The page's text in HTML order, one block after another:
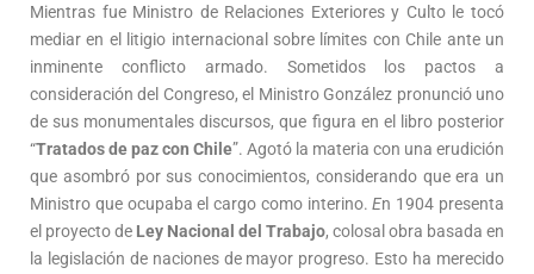
Mientras fue Ministro de Relaciones Exteriores y Culto le tocó
mediar en el litigio internacional sobre límites con Chile ante un
inminente conflicto armado. Sometidos los pactos a
consideración del Congreso, el Ministro González pronunció uno
de sus monumentales discursos, que figura en el libro posterior
“Tratados de paz con Chile”. Agotó la materia con una erudición
que asombró por sus conocimientos, considerando que era un
Ministro que ocupaba el cargo como interino. En 1904 presenta
el proyecto de Ley Nacional del Trabajo, colosal obra basada en
la legislación de naciones de mayor progreso. Esto ha merecido